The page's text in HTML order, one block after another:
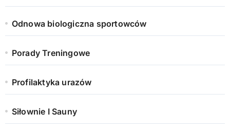
Odnowa biologiczna sportowców
Porady Treningowe
Profilaktyka urazów
Siłownie I Sauny